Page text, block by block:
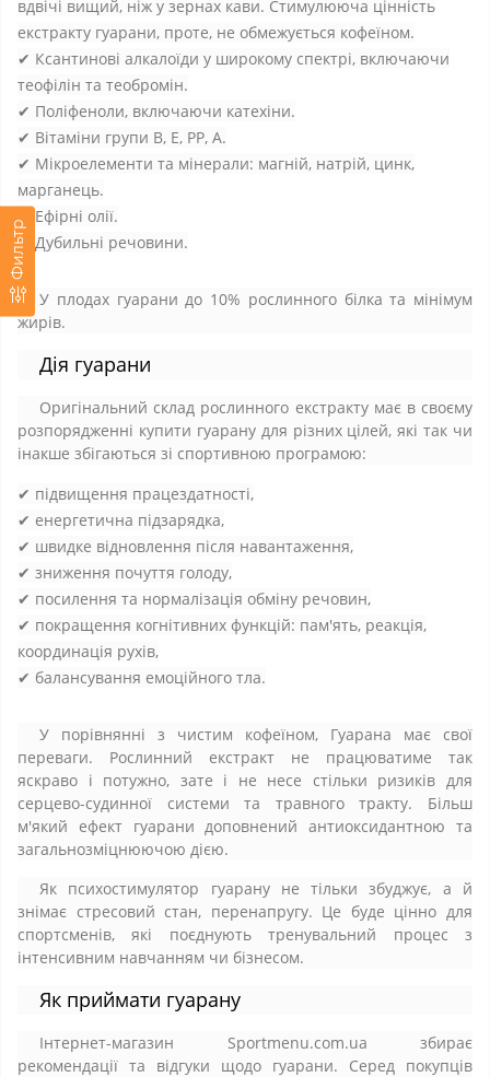
Фильтр
вдвічі вищий, ніж у зернах кави. Стимулююча цінність
екстракту гуарани, проте, не обмежується кофеїном.
✔ Ксантинові алкалоїди у широкому спектрі, включаючи
теофілін та теобромін.
✔ Поліфеноли, включаючи катехіни.
✔ Вітаміни групи B, E, PP, A.
✔ Мікроелементи та мінерали: магній, натрій, цинк,
марганець.
✔ Ефірні олії.
✔ Дубильні речовини.
У плодах гуарани до 10% рослинного білка та мінімум
жирів.
Дія гуарани
Оригінальний склад рослинного екстракту має в своєму
розпорядженні купити гуарану для різних цілей, які так чи
інакше збігаються зі спортивною програмою:
✔ підвищення працездатності,
✔ енергетична підзарядка,
✔ швидке відновлення після навантаження,
✔ зниження почуття голоду,
✔ посилення та нормалізація обміну речовин,
✔ покращення когнітивних функцій: пам'ять, реакція,
координація рухів,
✔ балансування емоційного тла.
У порівнянні з чистим кофеїном, Гуарана має свої
переваги. Рослинний екстракт не працюватиме так
яскраво і потужно, зате і не несе стільки ризиків для
серцево-судинної системи та травного тракту. Більш
м'який ефект гуарани доповнений антиоксидантною та
загальнозміцнюючою дією.
Як психостимулятор гуарану не тільки збуджує, а й
знімає стресовий стан, перенапругу. Це буде цінно для
спортсменів, які поєднують тренувальний процес з
інтенсивним навчанням чи бізнесом.
Як приймати гуарану
Інтернет-магазин Sportmenu.com.ua збирає
рекомендації та відгуки щодо гуарани. Серед покупців